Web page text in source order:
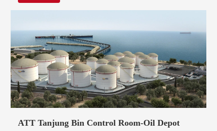
ATT Tanjung Bin Control Room-Oil Depot